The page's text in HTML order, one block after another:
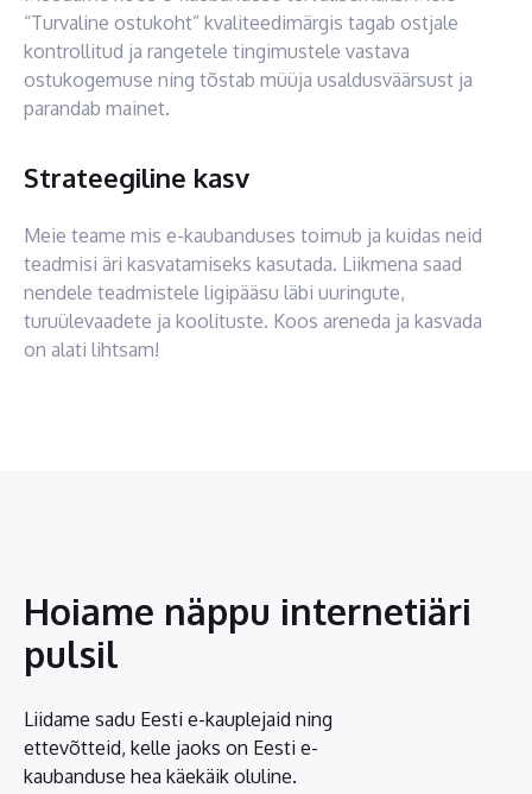
“Turvaline ostukoht” kvaliteedimärgis tagab ostjale
kontrollitud ja rangetele tingimustele vastava
ostukogemuse ning tõstab müüja usaldusväärsust ja
parandab mainet.
Strateegiline kasv
Meie teame mis e-kaubanduses toimub ja kuidas neid
teadmisi äri kasvatamiseks kasutada. Liikmena saad
nendele teadmistele ligipääsu läbi uuringute,
turuülevaadete ja koolituste. Koos areneda ja kasvada
on alati lihtsam!
Hoiame näppu internetiäri
pulsil
Liidame sadu Eesti e-kauplejaid ning
ettevõtteid, kelle jaoks on Eesti e-
kaubanduse hea käekäik oluline.